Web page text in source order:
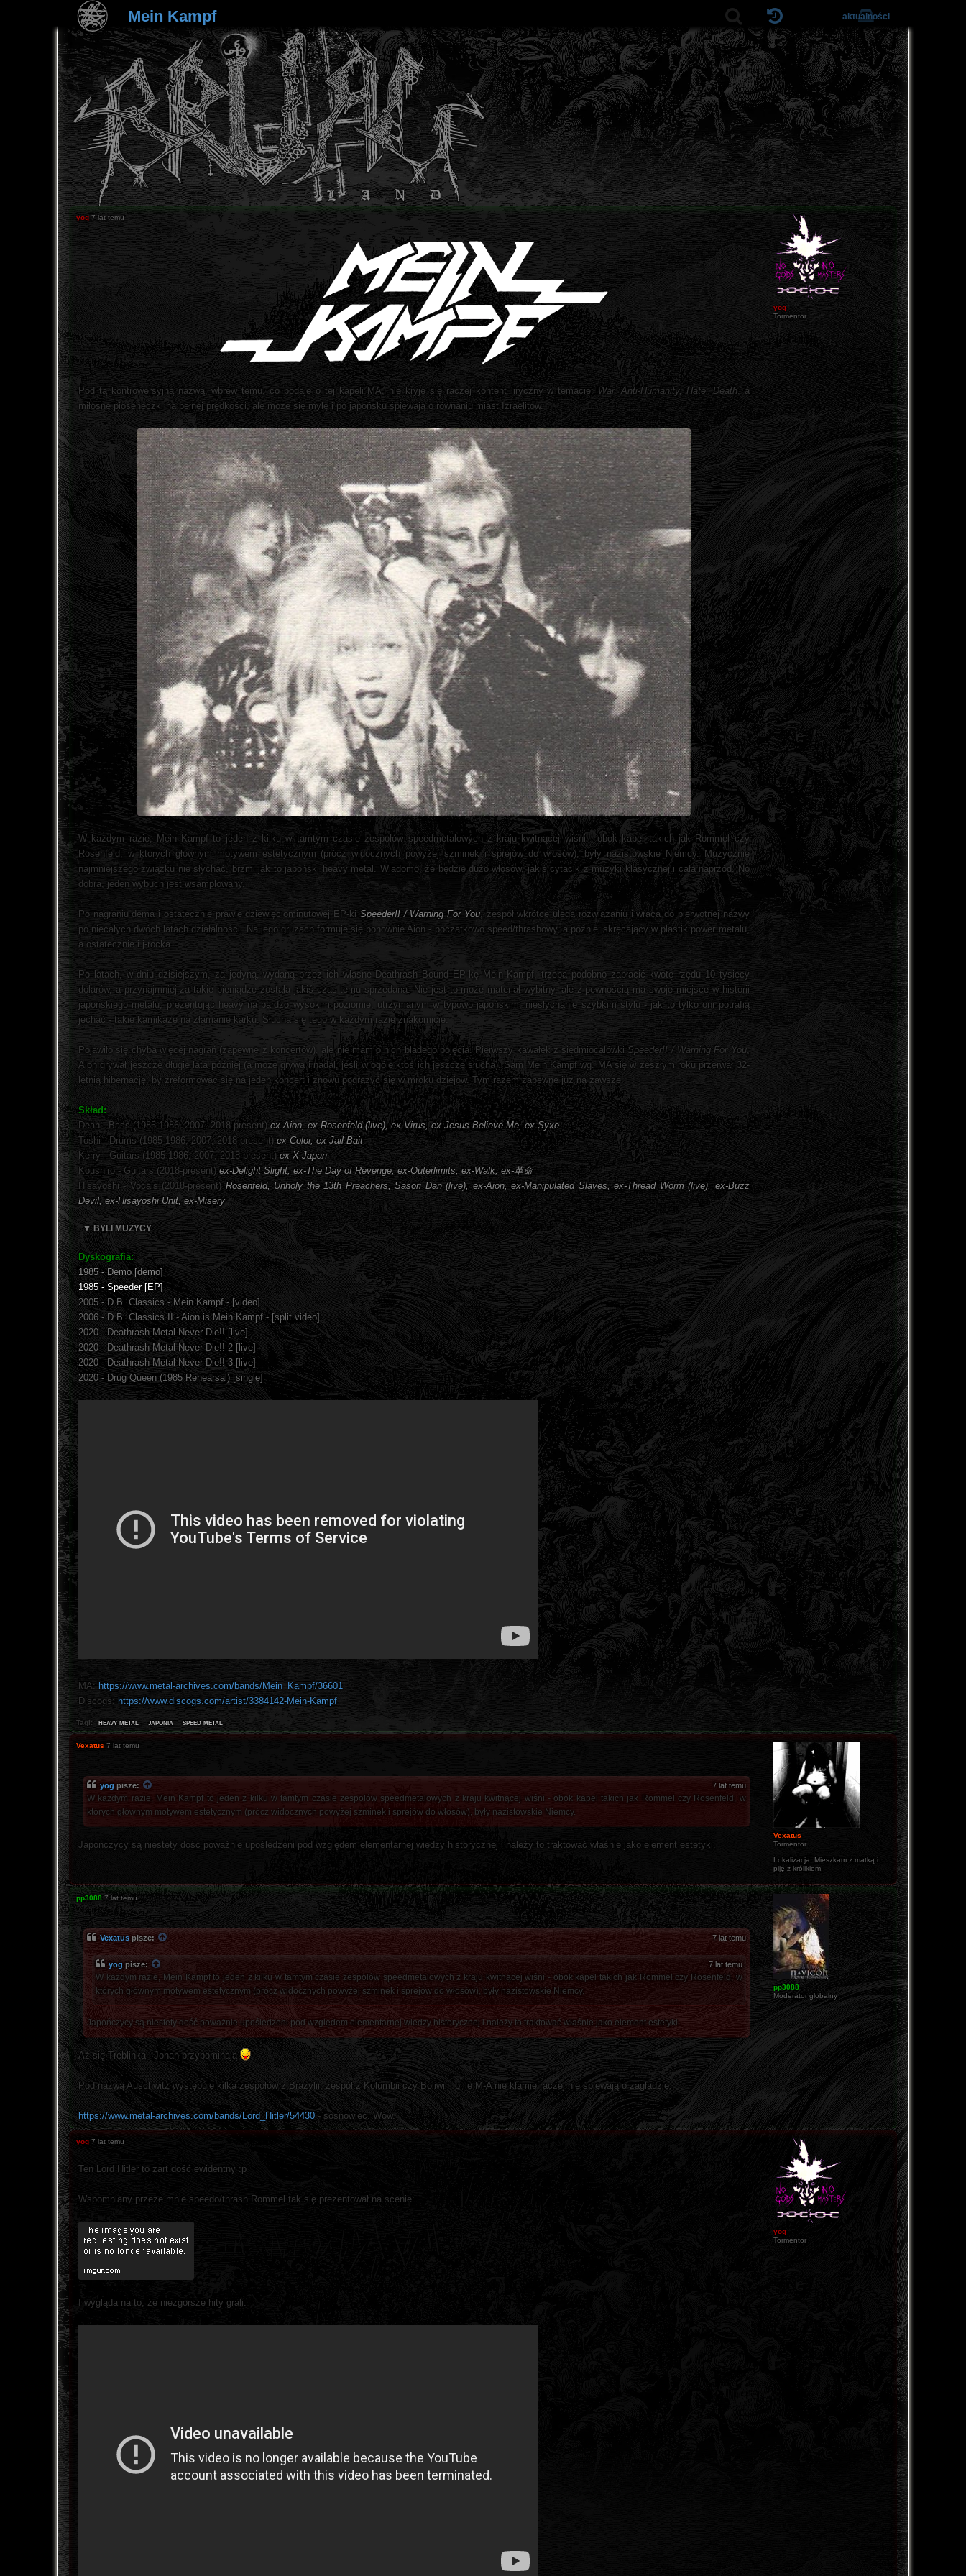
Mein Kampf aktualności
yog
Tormentor
yog 7 lat temu
Pod tą kontrowersyjną nazwą, wbrew temu, co podaje o tej kapeli MA, nie kryje się raczej kontent liryczny w temacie: War, Anti-Humanity, Hate, Death, a
miłosne pioseneczki na pełnej prędkości, ale może się mylę i po japońsku śpiewają o równaniu miast Izraelitów.
W każdym razie, Mein Kampf to jeden z kilku w tamtym czasie zespołów speedmetalowych z kraju kwitnącej wiśni - obok kapel takich jak Rommel czy
Rosenfeld, w których głównym motywem estetycznym (prócz widocznych powyżej szminek i sprejów do włosów), były nazistowskie Niemcy. Muzycznie
najmniejszego związku nie słychać, brzmi jak to japoński heavy metal. Wiadomo, że będzie dużo włosów, jakiś cytacik z muzyki klasycznej i cała naprzód. No
dobra, jeden wybuch jest wsamplowany.
Po nagraniu dema i ostatecznie prawie dziewięciominutowej EP-ki Speeder!! / Warning For You, zespół wkrótce ulega rozwiązaniu i wraca do pierwotnej nazwy
po niecałych dwóch latach działalności. Na jego gruzach formuje się ponownie Aion - początkowo speed/thrashowy, a później skręcający w plastik power metalu,
a ostatecznie i j-rocka.
Po latach, w dniu dzisiejszym, za jedyną, wydaną przez ich własne Deathrash Bound EP-kę Mein Kampf, trzeba podobno zapłacić kwotę rzędu 10 tysięcy
dolarów, a przynajmniej za takie pieniądze została jakiś czas temu sprzedana. Nie jest to może materiał wybitny, ale z pewnością ma swoje miejsce w historii
japońskiego metalu, prezentując heavy na bardzo wysokim poziomie, utrzymanym w typowo japońskim, niesłychanie szybkim stylu - jak to tylko oni potrafią
jechać - takie kamikaze na złamanie karku. Słucha się tego w każdym razie znakomicie.
Pojawiło się chyba więcej nagrań (zapewne z koncertów), ale nie mam o nich bladego pojęcia. Pierwszy kawałek z siedmiocalówki Speeder!! / Warning For You,
Aion grywał jeszcze długie lata później (a może grywa i nadal, jeśli w ogóle ktoś ich jeszcze słucha). Sam Mein Kampf wg. MA się w zeszłym roku przerwał 32-
letnią hibernację, by zreformować się na jeden koncert i znowu pogrążyć się w mroku dziejów. Tym razem zapewne już na zawsze.
Skład:
Dean - Bass (1985-1986, 2007, 2018-present) ex-Aion, ex-Rosenfeld (live), ex-Virus, ex-Jesus Believe Me, ex-Syxe
Toshi - Drums (1985-1986, 2007, 2018-present) ex-Color, ex-Jail Bait
Kerry - Guitars (1985-1986, 2007, 2018-present) ex-X Japan
Koushiro - Guitars (2018-present) ex-Delight Slight, ex-The Day of Revenge, ex-Outerlimits, ex-Walk, ex-革命
Hisayoshi - Vocals (2018-present) Rosenfeld, Unholy the 13th Preachers, Sasori Dan (live), ex-Aion, ex-Manipulated Slaves, ex-Thread Worm (live), ex-Buzz
Devil, ex-Hisayoshi Unit, ex-Misery
▼ BYLI MUZYCY
Dyskografia:
1985 - Demo [demo]
1985 - Speeder [EP]
2005 - D.B. Classics - Mein Kampf - [video]
2006 - D.B. Classics II - Aion is Mein Kampf - [split video]
2020 - Deathrash Metal Never Die!! [live]
2020 - Deathrash Metal Never Die!! 2 [live]
2020 - Deathrash Metal Never Die!! 3 [live]
2020 - Drug Queen (1985 Rehearsal) [single]
MA: https://www.metal-archives.com/bands/Mein_Kampf/36601
Discogs: https://www.discogs.com/artist/3384142-Mein-Kampf
Tagi: heavy metal japonia speed metal
Vexatus
Tormentor
Lokalizacja: Mieszkam z matką i
piję z królikiem!
Vexatus 7 lat temu
yog pisze: 7 lat temu
W każdym razie, Mein Kampf to jeden z kilku w tamtym czasie zespołów speedmetalowych z kraju kwitnącej wiśni - obok kapel takich jak Rommel czy Rosenfeld, w
których głównym motywem estetycznym (prócz widocznych powyżej szminek i sprejów do włosów), były nazistowskie Niemcy.
Japończycy są niestety dość poważnie upośledzeni pod względem elementarnej wiedzy historycznej i należy to traktować właśnie jako element estetyki.
pp3088
Moderator globalny
pp3088 7 lat temu
Vexatus pisze: 7 lat temu
yogpisze: 7 lat temu
W każdym razie, Mein Kampf to jeden z kilku w tamtym czasie zespołów speedmetalowych z kraju kwitnącej wiśni - obok kapel takich jak Rommel czy Rosenfeld, w
których głównym motywem estetycznym (prócz widocznych powyżej szminek i sprejów do włosów), były nazistowskie Niemcy.
Japończycy są niestety dość poważnie upośledzeni pod względem elementarnej wiedzy historycznej i należy to traktować właśnie jako element estetyki.
Aż się Treblinka i Johan przypominają
Pod nazwą Auschwitz występuje kilka zespołów z Brazylii, zespół z Kolumbii czy Boliwii i o ile M-A nie kłamie raczej nie śpiewają o zagładzie.
https://www.metal-archives.com/bands/Lord_Hitler/54430 - sosnowiec. Wow.
yog
Tormentor
yog 7 lat temu
Ten Lord Hitler to żart dość ewidentny :p
Wspomniany przeze mnie speedo/thrash Rommel tak się prezentował na scenie:
I wygląda na to, że niezgorsze hity grali: